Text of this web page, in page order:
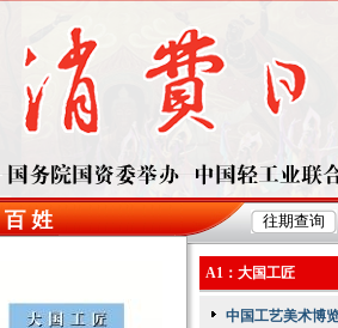
A1：大国工匠
中国工艺美术博